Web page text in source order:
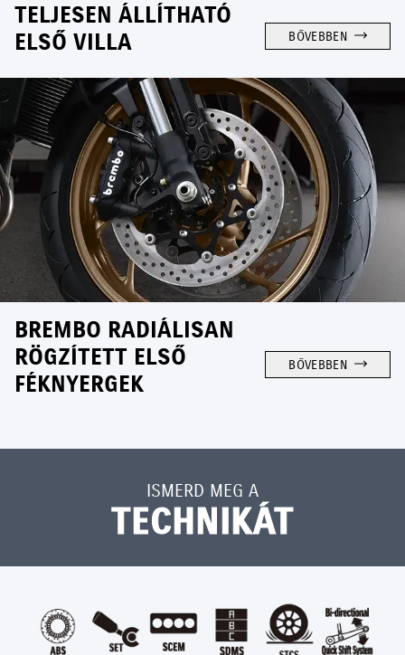
TELJESEN ÁLLÍTHATÓ
ELSŐ VILLA
BŐVEBBEN
BREMBO RADIÁLISAN
RÖGZÍTETT ELSŐ
FÉKNYERGEK
BŐVEBBEN
ISMERD MEG A
TECHNIKÁT